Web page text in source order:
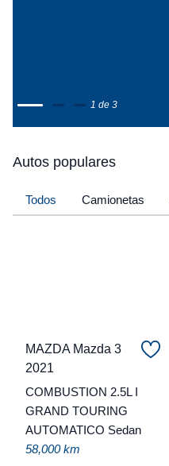
1 de 3
Autos populares
Todos Camionetas
MAZDA Mazda 3
2021
COMBUSTION 2.5L I
GRAND TOURING
AUTOMATICO Sedan
58,000 km